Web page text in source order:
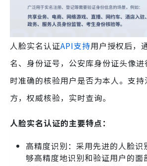
人脸实名认证API支持用户授权后，
名、身份证号，公安库身份证头像
时准确的核验用户是否为本人。支
方，权威核验，实时查询。
人脸实名认证的主要特点：
高精度识别：采用先进的人脸识
够高精度地识别和验证用户的面